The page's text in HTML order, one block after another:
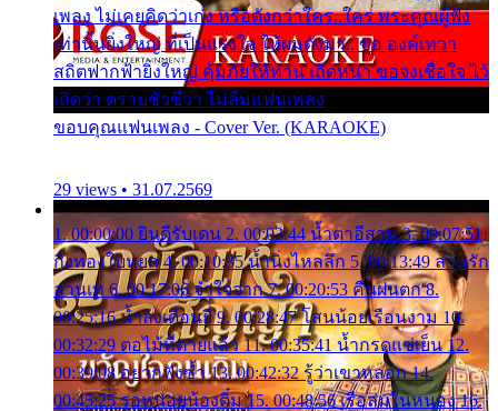
เพลง ไม่เคยคิดว่าเก่ง หรือดังกว่าใคร..ใคร พระคุณผู้ฟัง
เท่านั้นยิ่งใหญ่ ที่เป็นแรงใจ ให้ผมดังมา.. ขอ องค์เทวา
สถิตฟากฟ้ายิ่งใหญ่ คุ้มภัยให้ท่าน เถิดหนา ขอจงเชื่อใจ ไว้
เถิดว่า ตราบชั่วชีวา ไม่ลืมแฟนเพลง
ขอบคุณแฟนเพลง - Cover Ver. (KARAOKE)
29 views • 31.07.2569
1. 00:00:00 ยินดีรับเดน 2. 00:03:44 น้ำตาอีสาน 3. 00:07:51
กิ่งทองใบหยก 4. 00:10:35 น้ำนิ่งไหลลึก 5. 00:13:49 ลานรัก
ลานเท 6. 00:17:06 จำใจจาก 7. 00:20:53 คืนฝนตก 8.
00:25:16 น้ำลงเดือนยี่ 9. 00:28:47 โสนน้อยเรือนงาม 10.
00:32:29 ตอไม้ที่ตายแล้ว 11. 00:35:41 น้ำกรดแช่เย็น 12.
00:39:08 อยากฟังซ้ำ 13. 00:42:32 รู้ว่าเขาหลอก 14.
00:45:25 รอหน่อยน้องติ๋ม 15. 00:48:56 เรือล่มในหนอง 16.